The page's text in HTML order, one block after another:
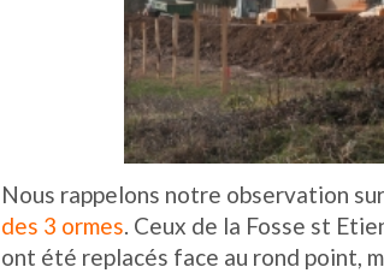
Nous rappelons notre observation
des 3 ormes. Ceux de la Fosse st
ont été replacés face au rond point,